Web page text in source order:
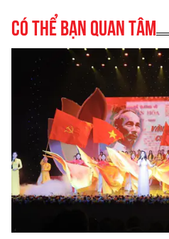
Có thể bạn quan tâm